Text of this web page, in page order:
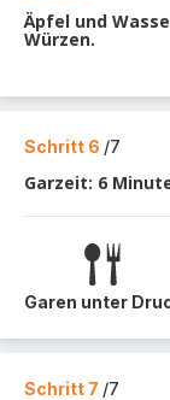
Äpfel und
Würzen.
Schritt 6 /7
Garzeit: 6
Garen unter
Schritt 7 /7